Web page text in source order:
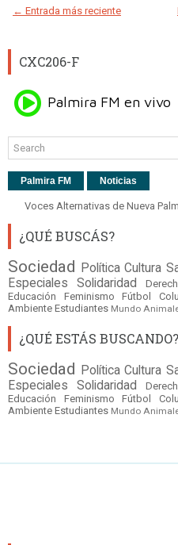
← Entrada más reciente
CXC206-F
Palmira FM Noticias
Voces Alternativas de Nueva
¿QUÉ BUSCÁS?
Sociedad Política Cultura
Especiales
Solidaridad
Educación
Feminismo Fútbol
Ambiente Estudiantes Mundo
¿QUÉ ESTÁS BUSCANDO?
Sociedad Política Cultura
Especiales
Solidaridad
Educación
Feminismo Fútbol
Ambiente Estudiantes Mundo